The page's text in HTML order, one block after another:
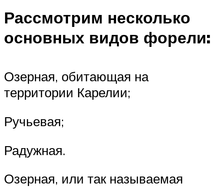
Рассмотрим несколько
основных видов форели:
Озерная, обитающая на
территории Карелии;
Ручьевая;
Радужная.
Озерная, или так называемая